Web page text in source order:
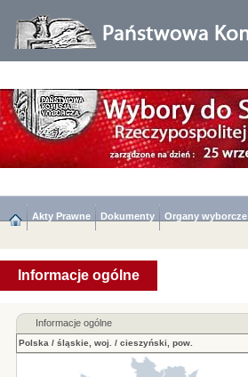
Akty Prawne Dokumenty Organy wyborcze
Informacje ogólne
Informacje ogólne
Polska / śląskie, woj. / cieszyński, pow.